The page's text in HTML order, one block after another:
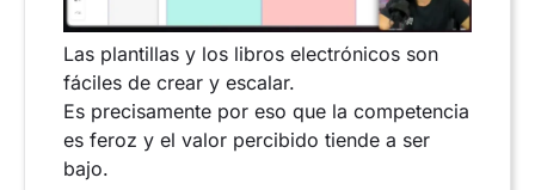
Las plantillas y los libros electrónicos son
fáciles de crear y escalar.
Es precisamente por eso que la competencia
es feroz y el valor percibido tiende a ser
bajo.